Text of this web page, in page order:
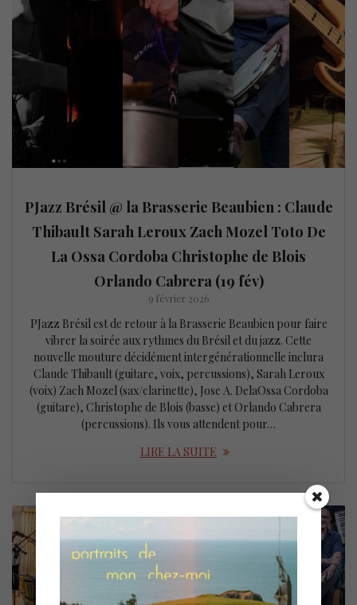
PJazz Brésil @ la Brasserie Beaubien : Claude
Thibault Sarah Leroux Zach Mozel Toto De
La Ossa Cordoba Christophe de Blois
Orlando Cabrera (19 fév)
9 février 2026
PJazz Brésil est de retour à la Brasserie Beaubien pour faire
vibrer la soirée aux rythmes du Brésil et du jazz. Cette
nouvelle mouture décidément intergénérationnelle inclura
Claude Thibault (guitare, voix, percussions), Sarah Leroux
(voix) Zach Mozel (sax/clarinette), Jose A. DelaOssa Cordoba
(guitare), Christophe de Blois (basse) et Orlando Cabrera
(percussions). Ils vous attendent pour…
LIRE LA SUITE